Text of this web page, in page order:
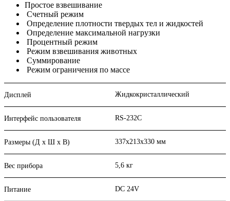
Простое взвешивание
Счетный режим
Определение плотности твердых тел и жидкостей
Определение максимальной нагрузки
Процентный режим
Режим взвешивания животных
Суммирование
Режим ограничения по массе
Дисплей Жидкокристаллический
Интерфейс пользователя RS-232C
Размеры (Д х Ш х В) 337x213x330 мм
Вес прибора 5,6 кг
Питание DC 24V